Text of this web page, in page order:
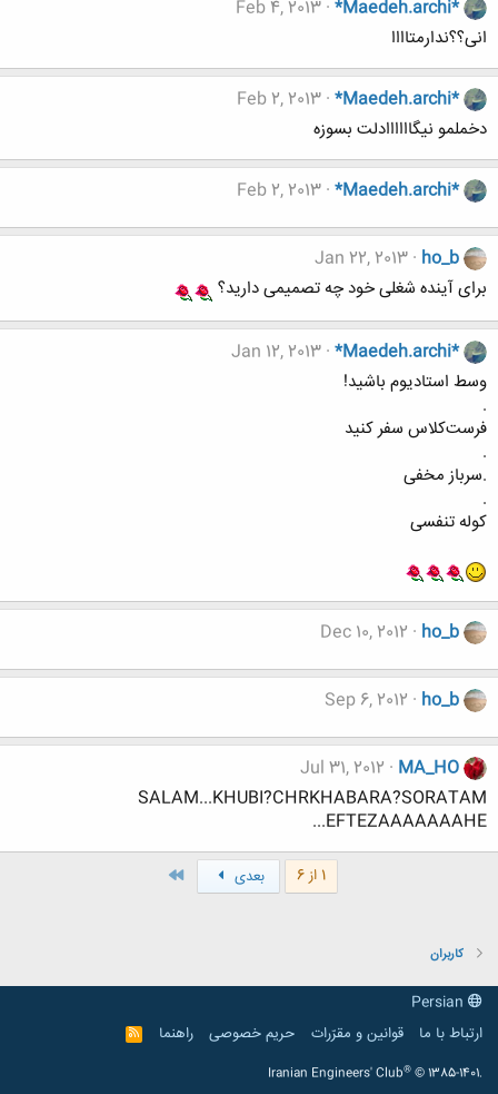
*Maedeh.archi*
Feb 4, 2013
انی؟؟ندارمتاااا
*Maedeh.archi*
Feb 2, 2013
دخملمو نیگاااااادلت بسوزه
*Maedeh.archi*
Feb 2, 2013
ho_b
Jan 22, 2013
برای آینده شغلی خود چه تصمیمی دارید؟
*Maedeh.archi*
Jan 12, 2013
وسط استادیوم باشید!
.
فرست‌کلاس سفر کنید
.
.سرباز مخفی
.
کوله تنفسی
ho_b
Dec 10, 2012
ho_b
Sep 6, 2012
MA_HO
Jul 31, 2012
SALAM...KHUBI?CHRKHABARA?SORATAM
EFTEZAAAAAAAHE...
1 از 6 بعدی
کاربران
ارتباط با ما
قوانین و مقرّرات حریم خصوصی راهنما
R
S
Iranian Engineers' Club® © 1385-1401.